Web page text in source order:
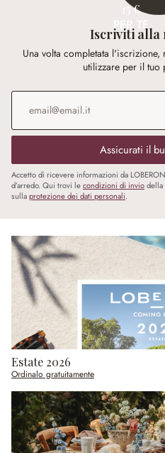
15 €
PER TE
Iscriviti alla
Una volta completata
utilizzare per il tuo
Indirizzo e-mail
Assicurati il
Accetto di ricevere informazioni da
d’arredo. Qui trovi lecondizioni di inviodella
sullaprotezione dei dati personali.
Estate 2026
Ordinalo gratuitamente